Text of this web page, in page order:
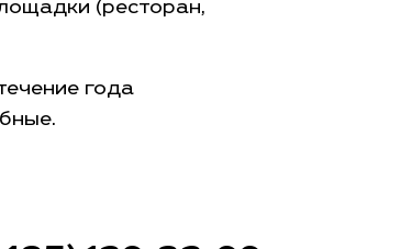
(ресторан,
года